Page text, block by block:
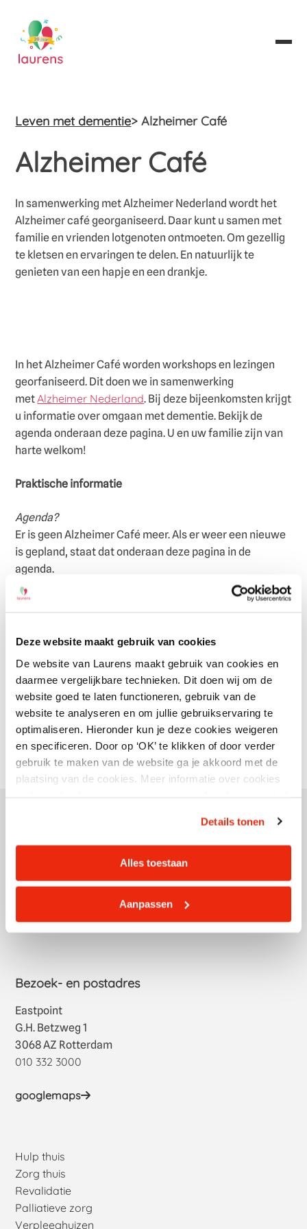
Deze website maakt gebruik van cookies
De website van Laurens maakt gebruik van cookies en
daarmee vergelijkbare technieken. Dit doen wij om de
website goed te laten functioneren, gebruik van de
website te analyseren en om jullie gebruikservaring te
optimaliseren. Hieronder kun je deze cookies weigeren
en specificeren. Door op ‘OK’ te klikken of door verder
gebruik te maken van de website ga je akkoord met de
plaatsing van de cookies. Meer informatie over cookies
Details tonen
Alles toestaan
Aanpassen
Leven met dementie> Alzheimer Café
Alzheimer Café
In samenwerking met Alzheimer Nederland wordt het
Alzheimer café georganiseerd. Daar kunt u samen met
familie en vrienden lotgenoten ontmoeten. Om gezellig
te kletsen en ervaringen te delen. En natuurlijk te
genieten van een hapje en een drankje.
In het Alzheimer Café worden workshops en lezingen
georfaniseerd. Dit doen we in samenwerking
metAlzheimer Nederland. Bij deze bijeenkomsten krijgt
u informatie over omgaan met dementie. Bekijk de
agenda onderaan deze pagina. U en uw familie zijn van
harte welkom!
Praktische informatie
Agenda?
Er is geen Alzheimer Café meer. Als er weer een nieuwe
is gepland, staat dat onderaan deze pagina in de
agenda.
Hoe laat?
beginnen we met het programma. Dat duurt 1 uur. Rond
Wat kost het?
Meedoen is gratis!
Bezoek- en postadres
Eastpoint
G.H. Betzweg 1
3068 AZ Rotterdam
010 332 3000
googlemaps
Hulp thuis
Zorg thuis
Revalidatie
Palliatieve zorg
Verpleeghuizen